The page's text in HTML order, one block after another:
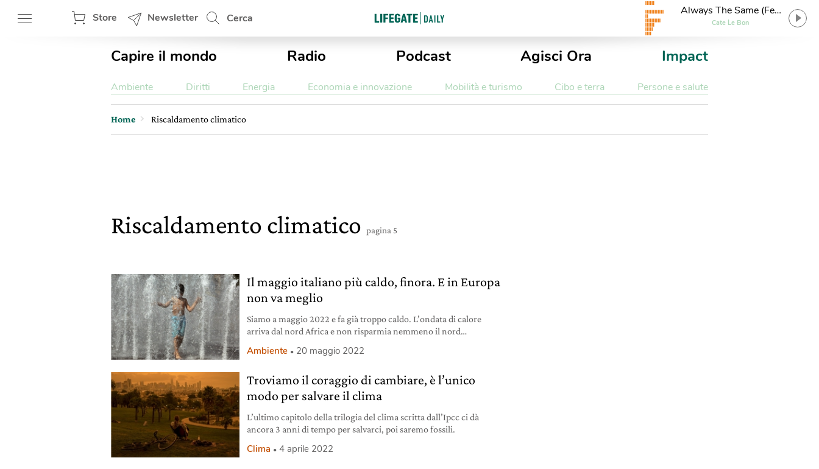
Store Newsletter Cerca
Always The Same (Feat.
St. Vincent)
Cate Le Bon
Capire il mondo Radio Podcast Agisci Ora Impact
Ambiente Diritti Energia Economia e innovazione Mobilità e turismo Cibo e terra Persone e salute
Home Riscaldamento climatico
Riscaldamento climatico pagina 5
Il maggio italiano più caldo, finora. E in Europa
non va meglio
Siamo a maggio 2022 e fa già troppo caldo. L’ondata di calore
arriva dal nord Africa e non risparmia nemmeno il nord
Ambiente 20 maggio 2022
Troviamo il coraggio di cambiare, è l’unico
modo per salvare il clima
L’ultimo capitolo della trilogia del clima scritta dall’Ipcc ci dà
ancora 3 anni di tempo per salvarci, poi saremo fossili.
Clima 4 aprile 2022